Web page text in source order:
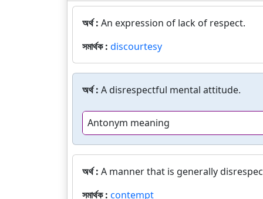
অর্থ : An expression of lack of respect.
সমার্থক : discourtesy
অর্থ : A disrespectful mental attitude.
Antonym meaning
অর্থ : A manner that is generally
সমার্থক : contempt